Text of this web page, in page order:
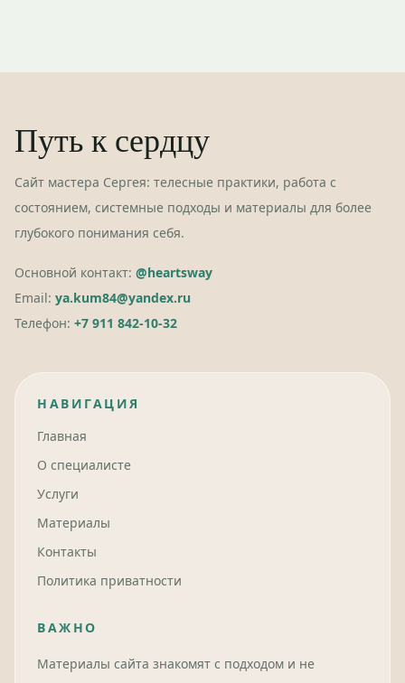
Путь к сердцу
Сайт мастера Сергея: телесные практики, работа с
состоянием, системные подходы и материалы для более
глубокого понимания себя.
Основной контакт: @heartsway
Email: ya.kum84@yandex.ru
Телефон: +7 911 842-10-32
НАВИГАЦИЯ
Главная
О специалисте
Услуги
Материалы
Контакты
Политика приватности
ВАЖНО
Материалы сайта знакомят с подходом и не